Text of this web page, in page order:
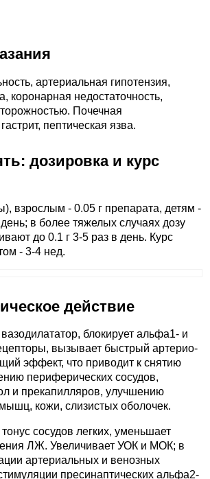
артериальная гипотензия,
коронарная недостаточность,
Почечная
пептическая язва.
дозировка и курс
взрослым - 0.05 г препарата, детям -
в более тяжелых случаях дозу
до 0.1 г 3-5 раз в день. Курс
- 3-4 нед.
действие
блокирует альфа1- и
вызывает быстрый артерио-
эффект, что приводит к снятию
периферических сосудов,
и прекапилляров, улучшению
кожи, слизистых оболочек.
сосудов легких, уменьшает
ЛЖ. Увеличивает УОК и МОК; в
артериальных и венозных
пресинаптических альфа2-